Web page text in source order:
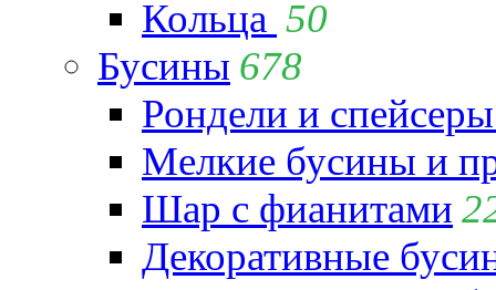
Кольца 50
Бусины 678
Рондели и
Мелкие бусины и
Шар с фианитами
Декоративные